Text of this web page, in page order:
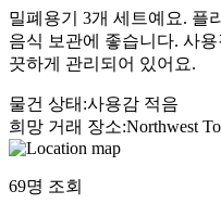
밀폐용기 3개 세트예요. 플
음식 보관에 좋습니다. 사
끗하게 관리되어 있어요.
물건 상태 :사용감 적음
희망 거래 장소:Northwest
69명 조회